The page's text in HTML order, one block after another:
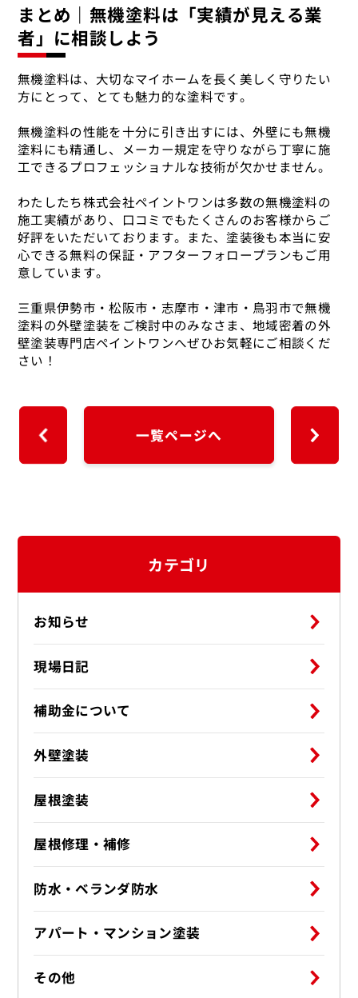
まとめ｜無機塗料は「実績が見える業
者」に相談しよう
無機塗料は、大切なマイホームを長く美しく守りたい
方にとって、とても魅力的な塗料です。
無機塗料の性能を十分に引き出すには、外壁にも無機
塗料にも精通し、メーカー規定を守りながら丁寧に施
工できるプロフェッショナルな技術が欠かせません。
わたしたち株式会社ペイントワンは多数の無機塗料の
施工実績があり、口コミでもたくさんのお客様からご
好評をいただいております。また、塗装後も本当に安
心できる無料の保証・アフターフォロープランもご用
意しています。
三重県伊勢市・松阪市・志摩市・津市・鳥羽市で無機
塗料の外壁塗装をご検討中のみなさま、地域密着の外
壁塗装専門店ペイントワンへぜひお気軽にご相談くだ
さい！
一覧ページへ
カテゴリ
お知らせ
現場日記
補助金について
外壁塗装
屋根塗装
屋根修理・補修
防水・ベランダ防水
アパート・マンション塗装
その他